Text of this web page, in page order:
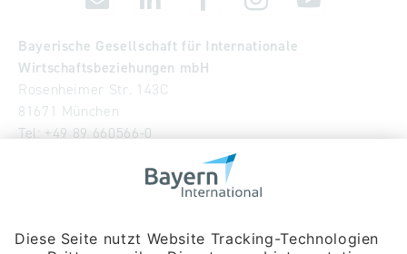
Bayerische Gesellschaft für Internationale
Wirtschaftsbeziehungen mbH
Rosenheimer Str. 143C
81671 München
Tel: +49 89 660566-0
Publikationen